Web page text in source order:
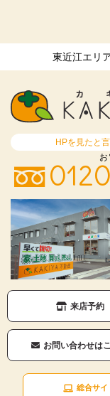
東近江エリ
HPを見たと
来店予約
お問い合わせは
総合サイ